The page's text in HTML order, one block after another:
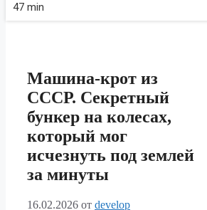
47 min
Машина-крот из
СССР. Секретный
бункер на колесах,
который мог
исчезнуть под землей
за минуты
16.02.2026 от develop